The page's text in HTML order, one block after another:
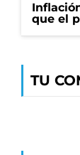
que el
TU